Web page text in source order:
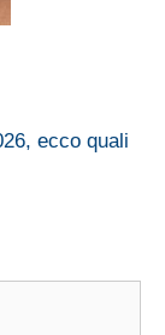
ecco quali